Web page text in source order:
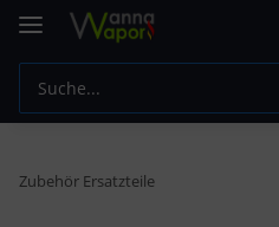
Zubehör Ersatzteile